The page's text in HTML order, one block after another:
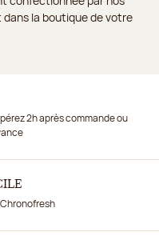
la boutique de votre
2h après commande ou